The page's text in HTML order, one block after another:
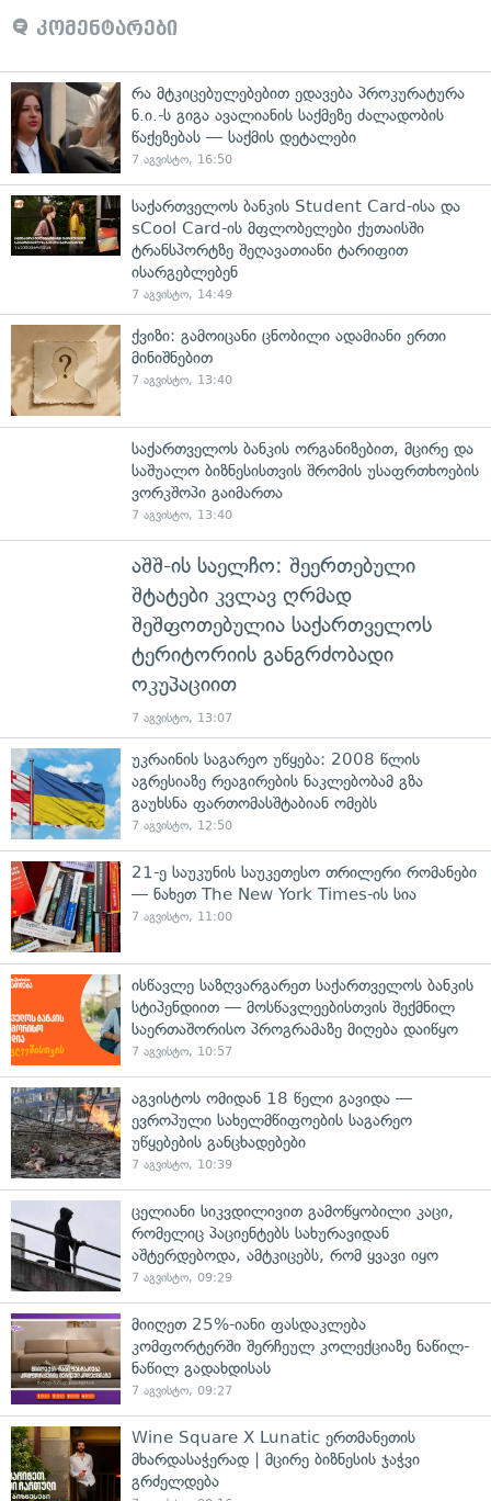
კომენტარები
რა მტკიცებულებებით ედავება პროკურატურა
ნ.ი.-ს გიგა ავალიანის საქმეზე ძალადობის
წაქეზებას — საქმის დეტალები
7 აგვისტო, 16:50
საქართველოს ბანკის Student Card-ისა და
sCool Card-ის მფლობელები ქუთაისში
ტრანსპორტზე შეღავათიანი ტარიფით
ისარგებლებენ
7 აგვისტო, 14:49
ქვიზი: გამოიცანი ცნობილი ადამიანი ერთი
მინიშნებით
7 აგვისტო, 13:40
საქართველოს ბანკის ორგანიზებით, მცირე და
საშუალო ბიზნესისთვის შრომის უსაფრთხოების
ვორკშოპი გაიმართა
7 აგვისტო, 13:40
აშშ-ის საელჩო: შეერთებული
შტატები კვლავ ღრმად
შეშფოთებულია საქართველოს
ტერიტორიის განგრძობადი
ოკუპაციით
7 აგვისტო, 13:07
უკრაინის საგარეო უწყება: 2008 წლის
აგრესიაზე რეაგირების ნაკლებობამ გზა
გაუხსნა ფართომასშტაბიან ომებს
7 აგვისტო, 12:50
21-ე საუკუნის საუკეთესო თრილერი რომანები
— ნახეთ The New York Times-ის სია
7 აგვისტო, 11:00
ისწავლე საზღვარგარეთ საქართველოს ბანკის
სტიპენდიით — მოსწავლეებისთვის შექმნილ
საერთაშორისო პროგრამაზე მიღება დაიწყო
7 აგვისტო, 10:57
აგვისტოს ომიდან 18 წელი გავიდა —
ევროპული სახელმწიფოების საგარეო
უწყებების განცხადებები
7 აგვისტო, 10:39
ცელიანი სიკვდილივით გამოწყობილი კაცი,
რომელიც პაციენტებს სახურავიდან
აშტერდებოდა, ამტკიცებს, რომ ყვავი იყო
7 აგვისტო, 09:29
მიიღეთ 25%-იანი ფასდაკლება
კომფორტერში შერჩეულ კოლექციაზე ნაწილ-
ნაწილ გადახდისას
7 აგვისტო, 09:27
Wine Square X Lunatic ერთმანეთის
მხარდასაჭერად | მცირე ბიზნესის ჯაჭვი
გრძელდება